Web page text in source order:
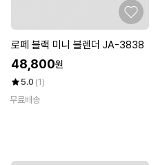
로페 블랙 미니 블렌더 JA-3838
48,800원
5.0 (1)
무료배송